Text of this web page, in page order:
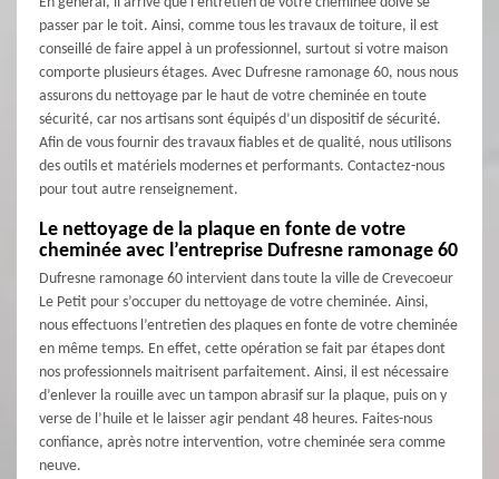
passer par le toit. Ainsi, comme tous les travaux de toiture, il est
conseillé de faire appel à un professionnel, surtout si votre maison
comporte plusieurs étages. Avec Dufresne ramonage 60, nous nous
assurons du nettoyage par le haut de votre cheminée en toute
sécurité, car nos artisans sont équipés d’un dispositif de sécurité.
Afin de vous fournir des travaux fiables et de qualité, nous utilisons
des outils et matériels modernes et performants. Contactez-nous
pour tout autre renseignement.
Le nettoyage de la plaque en fonte de votre
cheminée avec l’entreprise Dufresne ramonage 60
Dufresne ramonage 60 intervient dans toute la ville de Crevecoeur
Le Petit pour s’occuper du nettoyage de votre cheminée. Ainsi,
nous effectuons l’entretien des plaques en fonte de votre cheminée
en même temps. En effet, cette opération se fait par étapes dont
nos professionnels maitrisent parfaitement. Ainsi, il est nécessaire
d’enlever la rouille avec un tampon abrasif sur la plaque, puis on y
verse de l’huile et le laisser agir pendant 48 heures. Faites-nous
confiance, après notre intervention, votre cheminée sera comme
neuve.